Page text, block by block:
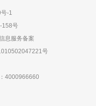
-1
158号
息服务备案
号
4000966660